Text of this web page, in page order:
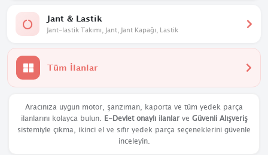
Jant & Lastik
Jant-lastik Takımı, Jant, Jant Kapağı, Lastik
Tüm İlanlar
Aracınıza uygun motor, şanzıman, kaporta ve tüm yedek parça
ilanlarını kolayca bulun. E-Devlet onaylı ilanlarve Güvenli Alışveriş
sistemiyle çıkma, ikinci el ve sıfır yedek parça seçeneklerini güvenle
inceleyin.